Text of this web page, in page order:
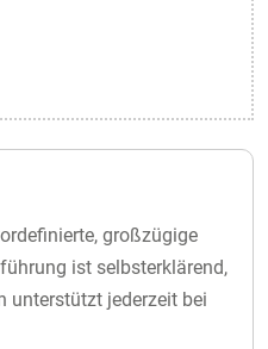
großzügige
ist selbsterklärend,
unterstützt jederzeit bei